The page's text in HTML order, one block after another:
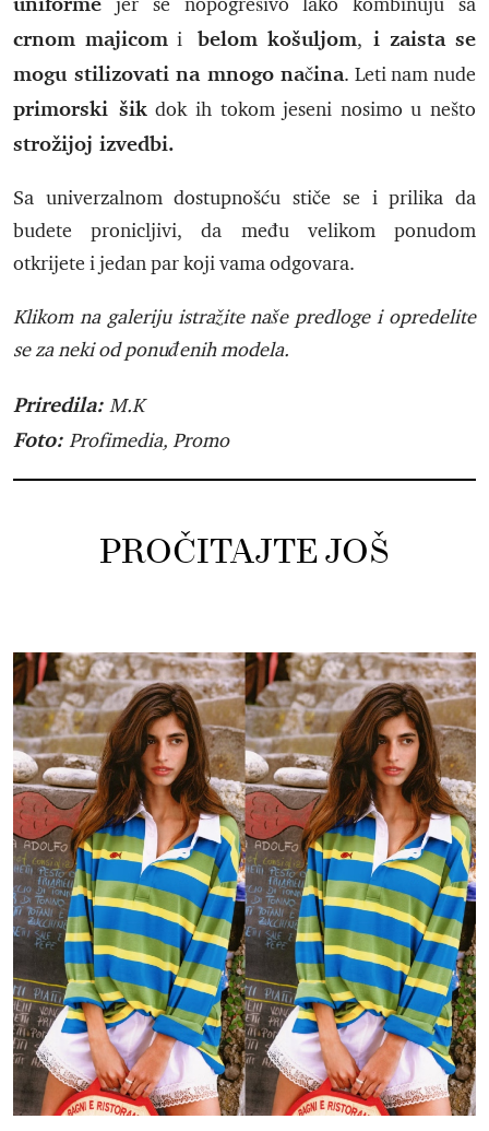
crnom majicom i belom košuljom, i zaista se
mogu stilizovati na mnogo načina. Leti nam nude
primorski šikdok ih tokom jeseni nosimo u nešto
strožijoj izvedbi.
Sa univerzalnom dostupnošću stiče se i prilika da
budete pronicljivi, da među velikom ponudom
otkrijete i jedan par koji vama odgovara.
Klikom na galeriju istražite naše predloge i opredelite
se za neki od ponuđenih modela.
Priredila: M.K
Foto: Profimedia, Promo
PROČITAJTE JOŠ